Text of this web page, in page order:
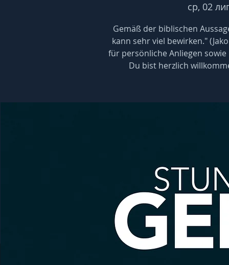
ср, 02
Gemäß der biblischen
kann sehr viel bewirken."
für persönliche Anliegen
Du bist herzlich